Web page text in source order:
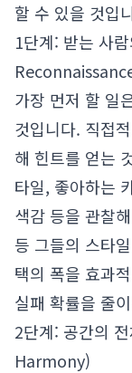
할 수 있을 것입
1단계: 받는 사
가장 먼저 할 일
것입니다. 직접
해 힌트를 얻는
타일, 좋아하는
색감 등을 관찰
등 그들의 스타
택의 폭을 효과
실패 확률을 줄
2단계: 공간의
Harmony)